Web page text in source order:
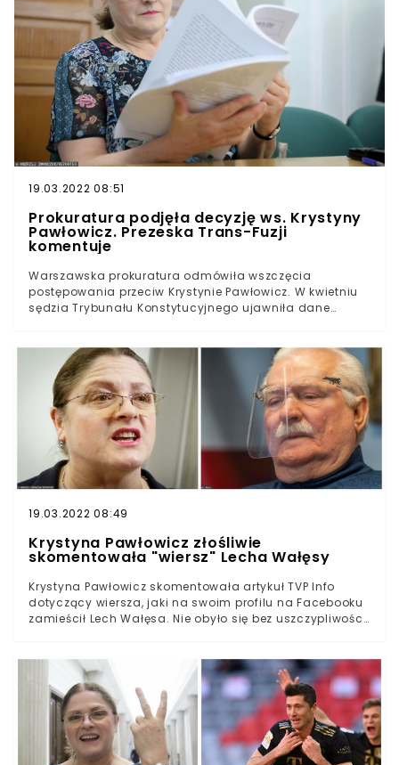
19.03.2022 08:51
Prokuratura podjęła decyzję ws. Krystyny
Pawłowicz. Prezeska Trans-Fuzji
komentuje
Warszawska prokuratura odmówiła wszczęcia
postępowania przeciw Krystynie Pawłowicz. W kwietniu
sędzia Trybunału Konstytucyjnego ujawniła dane
Krystyna Pawłowicz w otwarty sposób skrytykowała
szkołę, w której nauczyciele zwrócili się do uczniów z
prośbą, by rozmawiając z transpłciową uczennicą,
używali jej żeńskiego imienia.Była posłanka Prawa i
Sprawiedliwości opublikowała jednocześnie zarówno
miejscowość i nazwę placówki, jak i personalne dane
dziesięciolatki.
19.03.2022 08:49
Krystyna Pawłowicz złośliwie
skomentowała "wiersz" Lecha Wałęsy
Krystyna Pawłowicz skomentowała artykuł TVP Info
dotyczący wiersza, jaki na swoim profilu na Facebooku
zamieścił Lech Wałęsa. Nie obyło się bez uszczypliwości,
ironicznych komentarzy Krystyny Pawłowicz.